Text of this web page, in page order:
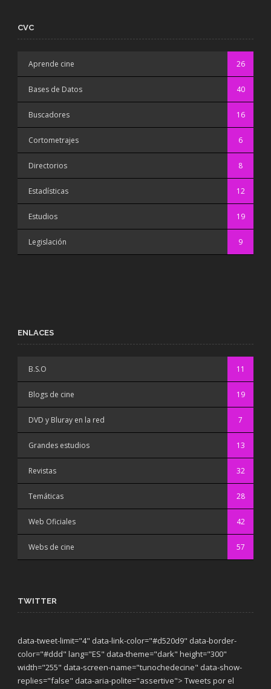
CVC
Aprende cine 26
Bases de Datos 40
Buscadores 16
Cortometrajes 6
Directorios 8
Estadísticas 12
Estudios 19
Legislación 9
ENLACES
B.S.O 11
Blogs de cine 19
DVD y Bluray en la red 7
Grandes estudios 13
Revistas 32
Temáticas 28
Web Oficiales 42
Webs de cine 57
TWITTER
data-tweet-limit="4" data-link-color="#d520d9" data-border-
color="#ddd" lang="ES" data-theme="dark" height="300"
width="255" data-screen-name="tunochedecine" data-show-
replies="false" data-aria-polite="assertive"> Tweets por el